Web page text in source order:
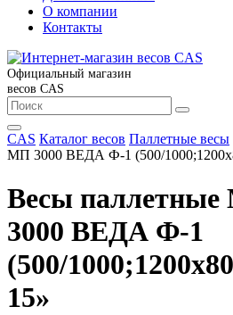
О компании
Контакты
Официальный магазин
весов CAS
CAS Каталог весов Паллетные весы
МП 3000 ВЕДА Ф-1 (500/
Весы
3000 ВЕДА Ф-1
(500/
15»